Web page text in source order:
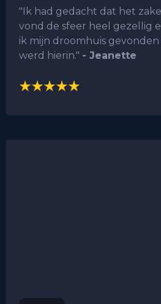
"Ik had gedacht dat het
vond de sfeer heel gezellig
ik mijn droomhuis
werd hierin." - Jeanette